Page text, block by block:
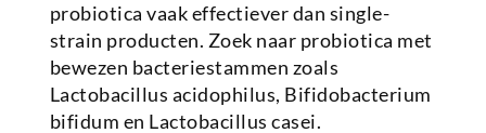
probiotica vaak effectiever dan single-
strain producten. Zoek naar probiotica met
bewezen bacteriestammen zoals
Lactobacillus acidophilus, Bifidobacterium
bifidum en Lactobacillus casei.